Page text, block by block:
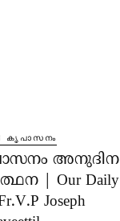
കൃപാസനം
അനുദിന
| Our Daily
Joseph